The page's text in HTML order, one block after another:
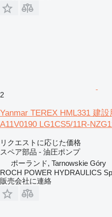
2
Yanmar TEREX HML331 建
A11V0190 LG1CS5/11R-
リクエストに応じた価格
スペア部品 - 油圧ポンプ
ポーランド, Tarnowskie Góry
ROCH POWER HYDRAULICS
販売会社に連絡